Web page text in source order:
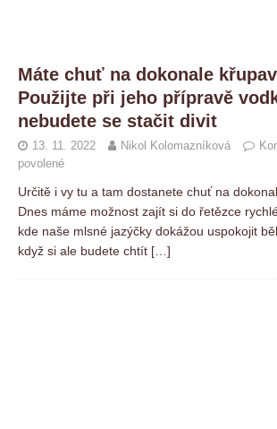
Máte chuť na dokonale
Použijte při jeho přípravě
nebudete se stačit divit
13. 11. 2022 Nikol Kolomazníková
povolené
Určitě i vy tu a tam dostanete chuť na
Dnes máme možnost zajít si do řetězce
kde naše mlsné jazýčky dokážou uspokojit
když si ale budete chtít […]